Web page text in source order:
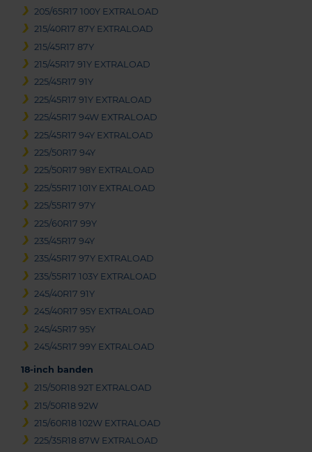
205/65R17 100Y EXTRALOAD
215/40R17 87Y EXTRALOAD
215/45R17 87Y
215/45R17 91Y EXTRALOAD
225/45R17 91Y
225/45R17 91Y EXTRALOAD
225/45R17 94W EXTRALOAD
225/45R17 94Y EXTRALOAD
225/50R17 94Y
225/50R17 98Y EXTRALOAD
225/55R17 101Y EXTRALOAD
225/55R17 97Y
225/60R17 99Y
235/45R17 94Y
235/45R17 97Y EXTRALOAD
235/55R17 103Y EXTRALOAD
245/40R17 91Y
245/40R17 95Y EXTRALOAD
245/45R17 95Y
245/45R17 99Y EXTRALOAD
18-inch banden
215/50R18 92T EXTRALOAD
215/50R18 92W
215/60R18 102W EXTRALOAD
225/35R18 87W EXTRALOAD